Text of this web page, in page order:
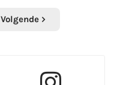
Volgende